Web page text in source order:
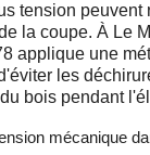
tension peuvent
la coupe. À Le
applique une
les
bois pendant
mécanique